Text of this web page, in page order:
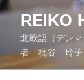
コ
ン
ツ
REIKO
北欧語（デン
者 枇谷 玲子